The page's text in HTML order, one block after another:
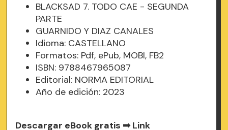
BLACKSAD 7. TODO CAE - SEGUNDA
PARTE
GUARNIDO Y DIAZ CANALES
Idioma: CASTELLANO
Formatos: Pdf, ePub, MOBI, FB2
ISBN: 9788467965087
Editorial: NORMA EDITORIAL
Año de edición: 2023
Descargar eBook gratis ➡Link